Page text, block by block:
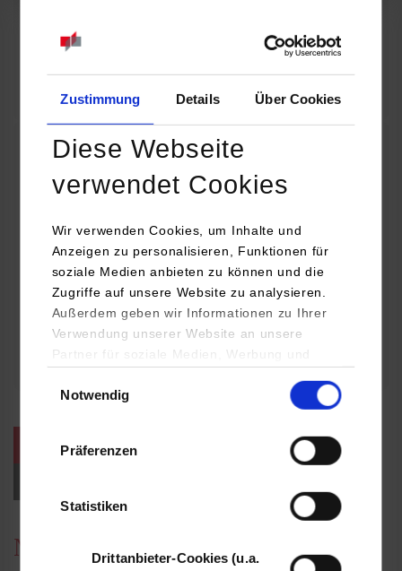
Zustimmung Details Über Cookies
Diese Webseite
verwendet Cookies
Wir verwenden Cookies, um Inhalte und
Anzeigen zu personalisieren, Funktionen für
soziale Medien anbieten zu können und die
Zugriffe auf unsere Website zu analysieren.
Außerdem geben wir Informationen zu Ihrer
Verwendung unserer Website an unsere
Partner für soziale Medien, Werbung und
YouTube, Google Maps) führen diese
Daten zusammen, die Sie ihnen bereitgestellt
haben oder die sie im Rahmen Ihrer Nutzung
Notwendig
Präferenzen
Statistiken
Drittanbieter-Cookies (u.a.
Online INDIS-Infoveranstaltung für Studierende
Zum Event
Technologietag: Clean Urban Transportation –
nachhaltige Mobilität im (sub)urbanen Umfeld
16.09.2026 - 17.09.2026
Im Mittelpunkt stehen elektrische Antriebe, moderne
Batterietechnologien und innovative Fahrzeugkonzepte für
nachhaltige Mobilität in Stadt und…
weitere Veranstaltungen / Termine
News